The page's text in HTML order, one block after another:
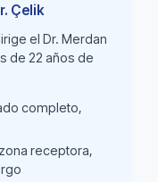
Çelik
el Dr. Merdan
de 22 años de
completo,
receptora,